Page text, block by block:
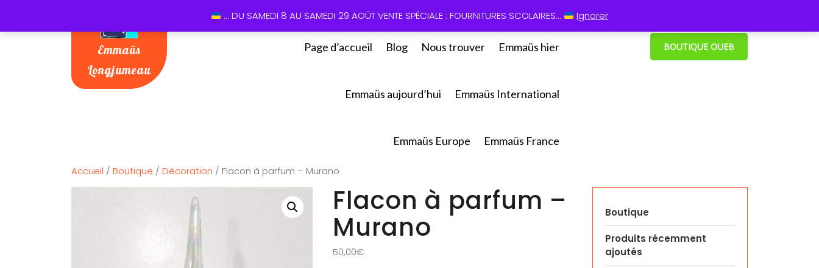
01 60 49 13 60
Emmaüs
Longjumeau
Page d’accueil Blog Nous trouver Emmaüs hier
Emmaüs aujourd’hui Emmaüs International
Emmaüs Europe Emmaüs France
BOUTIQUE OUEB
Accueil / Boutique / Décoration / Flacon à parfum – Murano
Flacon à parfum –
Murano
50,00€
Boutique
Produits récemment
ajoutés
... DU SAMEDI 8 AU SAMEDI 29 AOÛT VENTE SPÉCIALE : FOURNITURES SCOLAIRES... Ignorer